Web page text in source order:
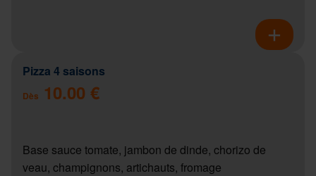
Pizza 4 saisons
Dès 10.00 €
Base sauce tomate, jambon de dinde, chorizo de
veau, champignons, artichauts, fromage